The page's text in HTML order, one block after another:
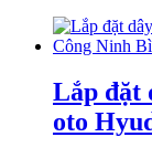
Lắp đặt
oto